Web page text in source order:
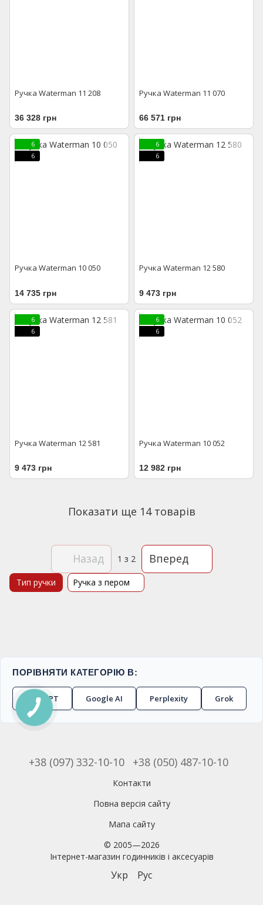
Ручка Waterman 11 208
36 328 грн
Ручка Waterman 11 070
66 571 грн
6
6
Ручка Waterman 10 050
14 735 грн
6
6
Ручка Waterman 12 580
9 473 грн
6
6
Ручка Waterman 12 581
9 473 грн
6
6
Ручка Waterman 10 052
12 982 грн
Показати ще 14 товарів
Назад 1 з 2 Вперед
Тип ручки Ручка з пером
ПОРІВНЯТИ КАТЕГОРІЮ В:
ChatGPT Google AI Perplexity Grok
+38 (097) 332-10-10 +38 (050) 487-10-10
Контакти
Повна версія сайту
Мапа сайту
© 2005—2026
Інтернет-магазин годинників і аксесуарів
Укр Рус